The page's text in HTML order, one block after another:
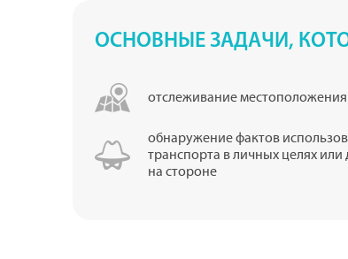
ОСНОВНЫЕ ЗАДАЧИ,
отслеживание местоположения
обнаружение фактов
транспорта в личных целях или
на стороне